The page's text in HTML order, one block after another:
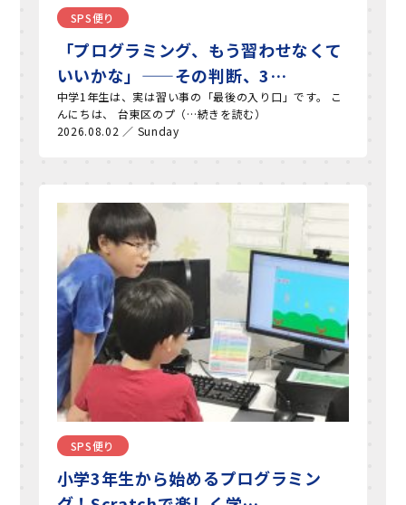
SPS便り
「プログラミング、もう習わせなくて
いいかな」——その判断、3…
中学1年生は、実は習い事の「最後の入り口」です。 こ
んにちは、 台東区のプ（…続きを読む）
2026.08.02 ／ Sunday
SPS便り
小学3年生から始めるプログラミン